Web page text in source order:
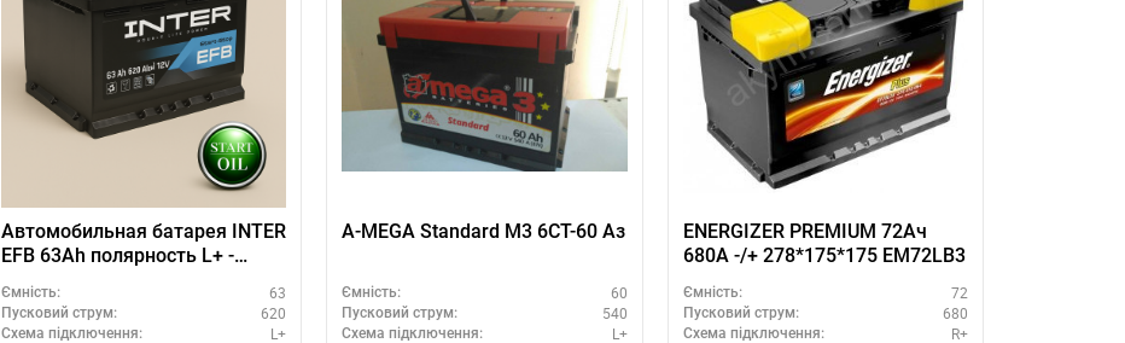
Автомобильная батарея INTER
EFB 63Ah полярность L+ -
Ємність: 63
Пусковий струм: 620
Схема підключення: L+
A-MEGA Standard M3 6СТ-60 Aз
Ємність: 60
Пусковий струм: 540
Схема підключення: L+
ENERGIZER PREMIUM 72Ач
680A -/+ 278*175*175 EM72LB3
Ємність: 72
Пусковий струм: 680
Схема підключення: R+